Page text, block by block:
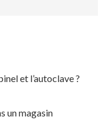
et l’autoclave ?
un magasin